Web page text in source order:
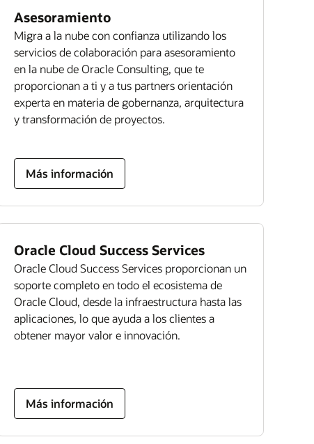
Asesoramiento
Migra a la nube con confianza utilizando los
servicios de colaboración para asesoramiento
en la nube de Oracle Consulting, que te
proporcionan a ti y a tus partners orientación
experta en materia de gobernanza, arquitectura
y transformación de proyectos.
Más información
Oracle Cloud Success Services
Oracle Cloud Success Services proporcionan un
soporte completo en todo el ecosistema de
Oracle Cloud, desde la infraestructura hasta las
aplicaciones, lo que ayuda a los clientes a
obtener mayor valor e innovación.
Más información